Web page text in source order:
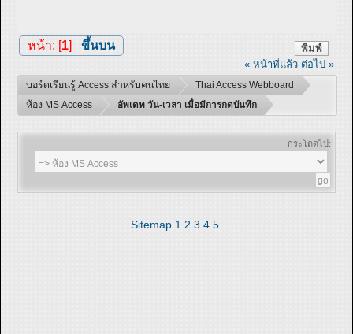
พิมพ์
หน้า: [1] ขึ้นบน
« หน้าที่แล้ว ต่อไป »
บอร์ดเรียนรู้ Access สำหรับคนไทย
Thai Access Webboard
ห้อง MS Access
อัพเดท วัน-เวลา เมื่อมีการกดบันทึก
กระโดดไป:
Sitemap 1 2 3 4 5